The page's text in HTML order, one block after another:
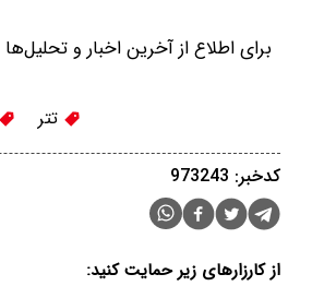
برای اطلاع از آخرین اخبار و
تتر
کدخبر: 973243
از کارزارهای زیر حمایت کنید: